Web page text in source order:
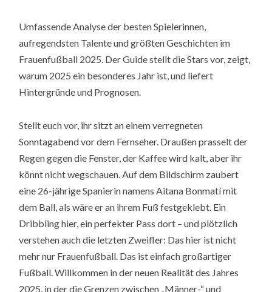
Umfassende Analyse der besten Spielerinnen,
aufregendsten Talente und größten Geschichten im
Frauenfußball 2025. Der Guide stellt die Stars vor, zeigt,
warum 2025 ein besonderes Jahr ist, und liefert
Hintergründe und Prognosen.
Stellt euch vor, ihr sitzt an einem verregneten
Sonntagabend vor dem Fernseher. Draußen prasselt der
Regen gegen die Fenster, der Kaffee wird kalt, aber ihr
könnt nicht wegschauen. Auf dem Bildschirm zaubert
eine 26-jährige Spanierin namens Aitana Bonmatí mit
dem Ball, als wäre er an ihrem Fuß festgeklebt. Ein
Dribbling hier, ein perfekter Pass dort – und plötzlich
verstehen auch die letzten Zweifler: Das hier ist nicht
mehr nur Frauenfußball. Das ist einfach großartiger
Fußball. Willkommen in der neuen Realität des Jahres
2025, in der die Grenzen zwischen „Männer-“ und